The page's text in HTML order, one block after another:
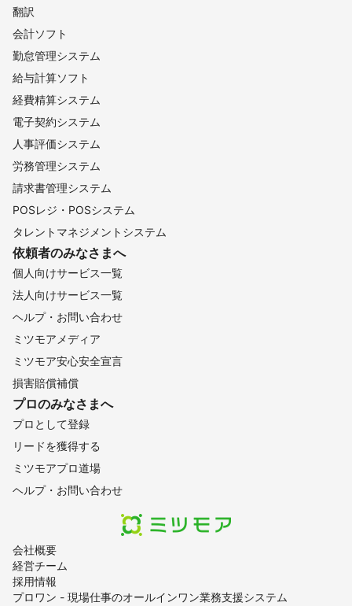
会社概要
経営チーム
採用情報
プロワン - 現場仕事のオールインワン業務支援システム
翻訳
会計ソフト
勤怠管理システム
給与計算ソフト
経費精算システム
電子契約システム
人事評価システム
労務管理システム
請求書管理システム
POSレジ・POSシステム
タレントマネジメントシステム
依頼者のみなさまへ
個人向けサービス一覧
法人向けサービス一覧
ヘルプ・お問い合わせ
ミツモアメディア
ミツモア安心安全宣言
損害賠償補償
プロのみなさまへ
プロとして登録
リードを獲得する
ミツモアプロ道場
ヘルプ・お問い合わせ